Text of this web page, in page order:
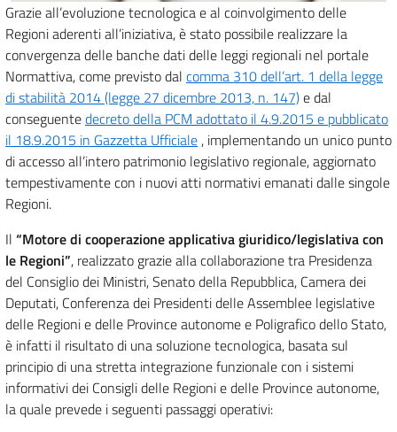
Grazie all’evoluzione tecnologica e al coinvolgimento delle
Regioni aderenti all’iniziativa, è stato possibile realizzare la
convergenza delle banche dati delle leggi regionali nel portale
Normattiva, come previsto dal comma 310 dell’art. 1 della legge
di stabilità 2014 (legge 27 dicembre 2013, n. 147)e dal
conseguentedecreto della PCM adottato il 4.9.2015 e pubblicato
il 18.9.2015 in Gazzetta Ufficiale , implementando un unico punto
di accesso all’intero patrimonio legislativo regionale, aggiornato
tempestivamente con i nuovi atti normativi emanati dalle singole
Regioni.
Il “Motore di cooperazione applicativa giuridico/legislativa con
le Regioni”, realizzato grazie alla collaborazione tra Presidenza
del Consiglio dei Ministri, Senato della Repubblica, Camera dei
Deputati, Conferenza dei Presidenti delle Assemblee legislative
delle Regioni e delle Province autonome e Poligrafico dello Stato,
è infatti il risultato di una soluzione tecnologica, basata sul
principio di una stretta integrazione funzionale con i sistemi
informativi dei Consigli delle Regioni e delle Province autonome,
la quale prevede i seguenti passaggi operativi: